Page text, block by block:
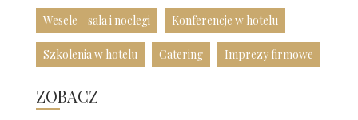
Wesele - sala i noclegi Konferencje w hotelu
Szkolenia w hotelu Catering Imprezy firmowe
ZOBACZ